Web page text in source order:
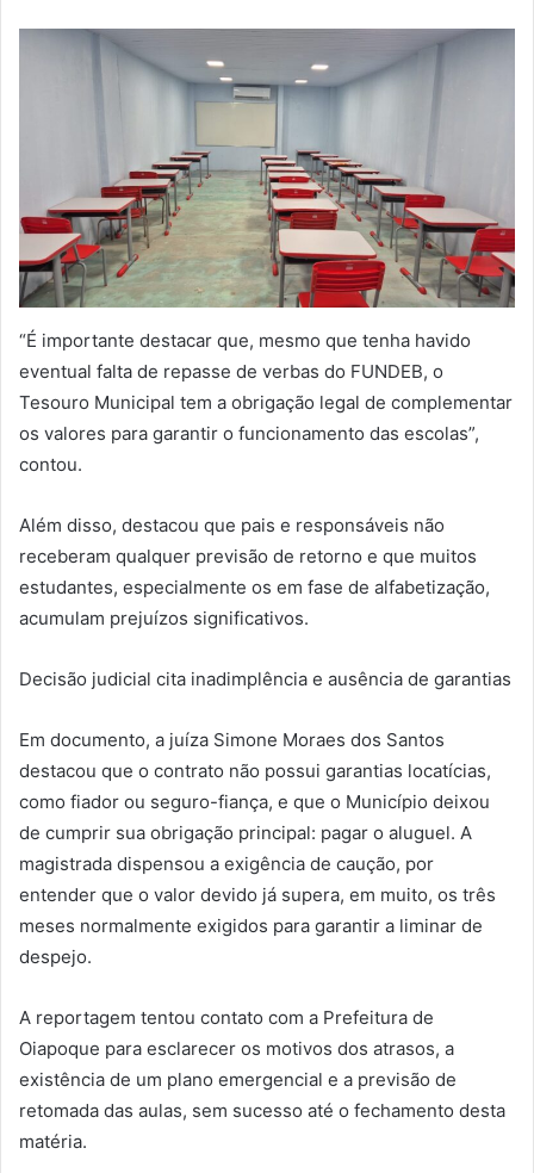
“É importante destacar que, mesmo que tenha havido
eventual falta de repasse de verbas do FUNDEB, o
Tesouro Municipal tem a obrigação legal de complementar
os valores para garantir o funcionamento das escolas”,
contou.
Além disso, destacou que pais e responsáveis não
receberam qualquer previsão de retorno e que muitos
estudantes, especialmente os em fase de alfabetização,
acumulam prejuízos significativos.
Decisão judicial cita inadimplência e ausência de garantias
Em documento, a juíza Simone Moraes dos Santos
destacou que o contrato não possui garantias locatícias,
como fiador ou seguro-fiança, e que o Município deixou
de cumprir sua obrigação principal: pagar o aluguel. A
magistrada dispensou a exigência de caução, por
entender que o valor devido já supera, em muito, os três
meses normalmente exigidos para garantir a liminar de
despejo.
A reportagem tentou contato com a Prefeitura de
Oiapoque para esclarecer os motivos dos atrasos, a
existência de um plano emergencial e a previsão de
retomada das aulas, sem sucesso até o fechamento desta
matéria.